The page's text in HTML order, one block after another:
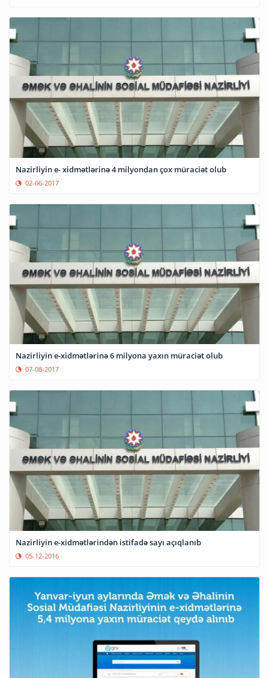
Nazirliyin e- xidmətlərinə 4 milyondan çox müraciət olub
02-06-2017
Nazirliyin e-xidmətlərinə 6 milyona yaxın müraciət olub
07-08-2017
Nazirliyin e-xidmətlərindən istifadə sayı açıqlanıb
05-12-2016